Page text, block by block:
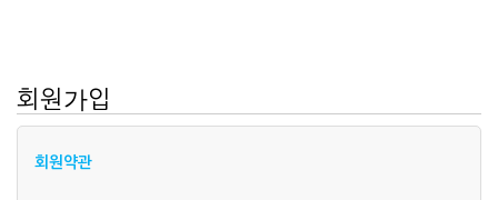
회원가입
회원약관